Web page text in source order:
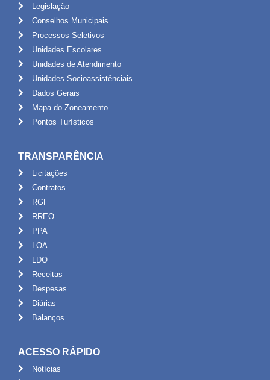
Legislação
Conselhos Municipais
Processos Seletivos
Unidades Escolares
Unidades de Atendimento
Unidades Socioassistênciais
Dados Gerais
Mapa do Zoneamento
Pontos Turísticos
TRANSPARÊNCIA
Licitações
Contratos
RGF
RREO
PPA
LOA
LDO
Receitas
Despesas
Diárias
Balanços
ACESSO RÁPIDO
Notícias